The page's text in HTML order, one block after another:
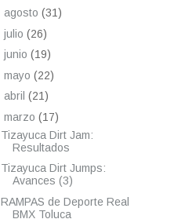
agosto (31)
julio (26)
junio (19)
mayo (22)
abril (21)
marzo (17)
Tizayuca Dirt Jam:
Resultados
Tizayuca Dirt Jumps:
Avances (3)
RAMPAS de Deporte Real
BMX Toluca